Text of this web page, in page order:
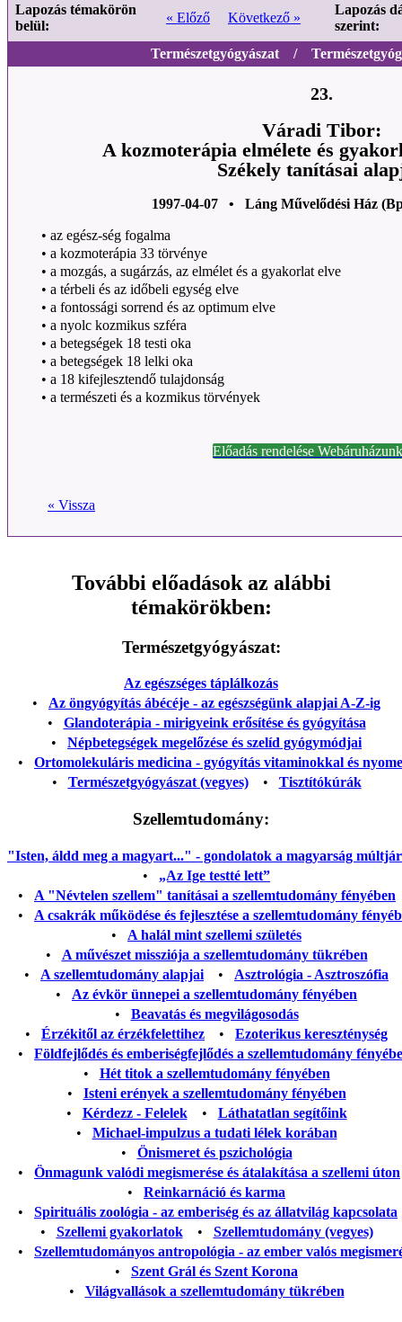
Lapozás témakörön
belül:
« Előző Következő »
Lapozás
szerint:
Természetgyógyászat /
23.
Váradi Tibor:
A kozmoterápia elmélete és
Székely tanításai
1997-04-07 • Láng Művelődési Ház
• az egész-ség fogalma
• a kozmoterápia 33 törvénye
• a mozgás, a sugárzás, az elmélet és a gyakorlat elve
• a térbeli és az időbeli egység elve
• a fontossági sorrend és az optimum elve
• a nyolc kozmikus szféra
• a betegségek 18 testi oka
• a betegségek 18 lelki oka
• a 18 kifejlesztendő tulajdonság
• a természeti és a kozmikus törvények
Előadás rendelése
« Vissza
További előadások az alábbi
témakörökben:
Természetgyógyászat:
Az egészséges táplálkozás
• Az öngyógyítás ábécéje - az egészségünk alapjai A-Z-ig
• Glandoterápia - mirigyeink erősítése és gyógyítása
• Népbetegségek megelőzése és szelíd gyógymódjai
• Ortomolekuláris medicina - gyógyítás vitaminokkal és
• Természetgyógyászat (vegyes)• Tisztítókúrák
Szellemtudomány:
"Isten, áldd meg a magyart..." - gondolatok a magyarság
• „Az Ige testté lett”
• A "Névtelen szellem" tanításai a szellemtudomány fényében
• A csakrák működése és fejlesztése a szellemtudomány
• A halál mint szellemi születés
• A művészet missziója a szellemtudomány tükrében
• A szellemtudomány alapjai • Asztrológia - Asztroszófia
• Az évkör ünnepei a szellemtudomány fényében
• Beavatás és megvilágosodás
• Érzékitől az érzékfelettihez • Ezoterikus kereszténység
• Földfejlődés és emberiségfejlődés a szellemtudomány
• Hét titok a szellemtudomány fényében
• Isteni erények a szellemtudomány fényében
• Kérdezz - Felelek• Láthatatlan segítőink
• Michael-impulzus a tudati lélek korában
• Önismeret és pszichológia
• Önmagunk valódi megismerése és átalakítása a szellemi úton
• Reinkarnáció és karma
• Spirituális zoológia - az emberiség és az állatvilág kapcsolata
• Szellemi gyakorlatok• Szellemtudomány (vegyes)
• Szellemtudományos antropológia - az ember valós
• Szent Grál és Szent Korona
• Világvallások a szellemtudomány tükrében